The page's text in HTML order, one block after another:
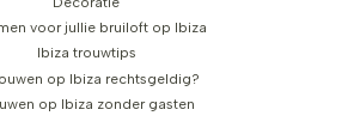
voor jullie bruiloft op Ibiza
Ibiza trouwtips
op Ibiza rechtsgeldig?
op Ibiza zonder gasten